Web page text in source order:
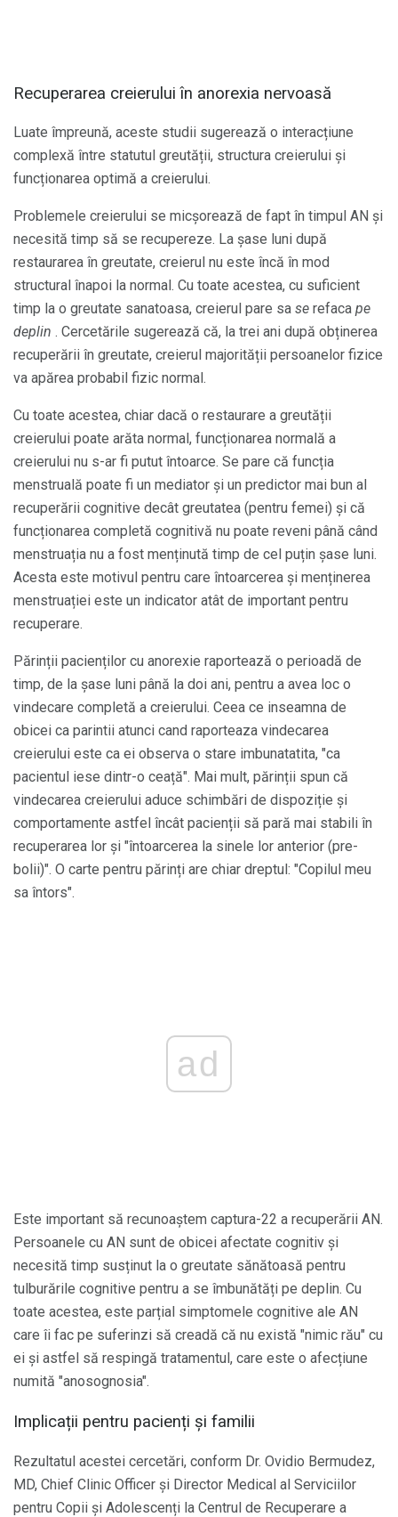
Recuperarea creierului în anorexia nervoasă
Luate împreună, aceste studii sugerează o interacțiune
complexă între statutul greutății, structura creierului și
funcționarea optimă a creierului.
Problemele creierului se micșorează de fapt în timpul AN și
necesită timp să se recupereze. La șase luni după
restaurarea în greutate, creierul nu este încă în mod
structural înapoi la normal. Cu toate acestea, cu suficient
timp la o greutate sanatoasa, creierul pare sa se refaca pe
deplin . Cercetările sugerează că, la trei ani după obținerea
recuperării în greutate, creierul majorității persoanelor fizice
va apărea probabil fizic normal.
Cu toate acestea, chiar dacă o restaurare a greutății
creierului poate arăta normal, funcționarea normală a
creierului nu s-ar fi putut întoarce. Se pare că funcția
menstruală poate fi un mediator și un predictor mai bun al
recuperării cognitive decât greutatea (pentru femei) și că
funcționarea completă cognitivă nu poate reveni până când
menstruația nu a fost menținută timp de cel puțin șase luni.
Acesta este motivul pentru care întoarcerea și menținerea
menstruației este un indicator atât de important pentru
recuperare.
Părinții pacienților cu anorexie raportează o perioadă de
timp, de la șase luni până la doi ani, pentru a avea loc o
vindecare completă a creierului. Ceea ce inseamna de
obicei ca parintii atunci cand raporteaza vindecarea
creierului este ca ei observa o stare imbunatatita, "ca
pacientul iese dintr-o ceață". Mai mult, părinții spun că
vindecarea creierului aduce schimbări de dispoziție și
comportamente astfel încât pacienții să pară mai stabili în
recuperarea lor și "întoarcerea la sinele lor anterior (pre-
bolii)". O carte pentru părinți are chiar dreptul: "Copilul meu
sa întors".
ad
Este important să recunoaștem captura-22 a recuperării AN.
Persoanele cu AN sunt de obicei afectate cognitiv și
necesită timp susținut la o greutate sănătoasă pentru
tulburările cognitive pentru a se îmbunătăți pe deplin. Cu
toate acestea, este parțial simptomele cognitive ale AN
care îi fac pe suferinzi să creadă că nu există "nimic rău" cu
ei și astfel să respingă tratamentul, care este o afecțiune
numită "anosognosia".
Implicații pentru pacienți și familii
Rezultatul acestei cercetări, conform Dr. Ovidio Bermudez,
MD, Chief Clinic Officer și Director Medical al Serviciilor
pentru Copii și Adolescenți la Centrul de Recuperare a